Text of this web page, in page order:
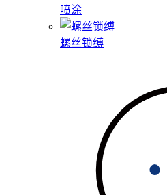
喷涂
螺丝锁缚